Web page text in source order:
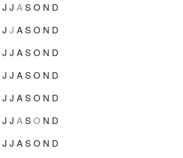
J J ASO N D
J J ASO N D
J J ASO N D
J J ASO N D
J J ASO N D
J J ASO N D
J J ASO N D